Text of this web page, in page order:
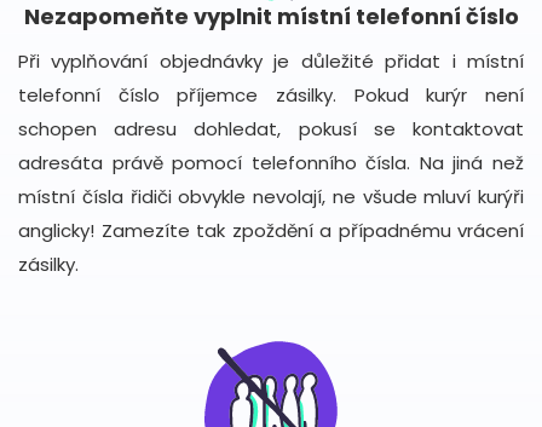
Nezapomeňte vyplnit místní telefonní číslo
Při vyplňování objednávky je důležité přidat i místní
telefonní číslo příjemce zásilky. Pokud kurýr není
schopen adresu dohledat, pokusí se kontaktovat
adresáta právě pomocí telefonního čísla. Na jiná než
místní čísla řidiči obvykle nevolají, ne všude mluví kurýři
anglicky! Zamezíte tak zpoždění a případnému vrácení
zásilky.